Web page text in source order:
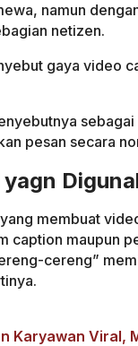
namun
netizen.
gaya video
pesan secara
membuat
caption maupun
cereng”
Karyawan Viral,